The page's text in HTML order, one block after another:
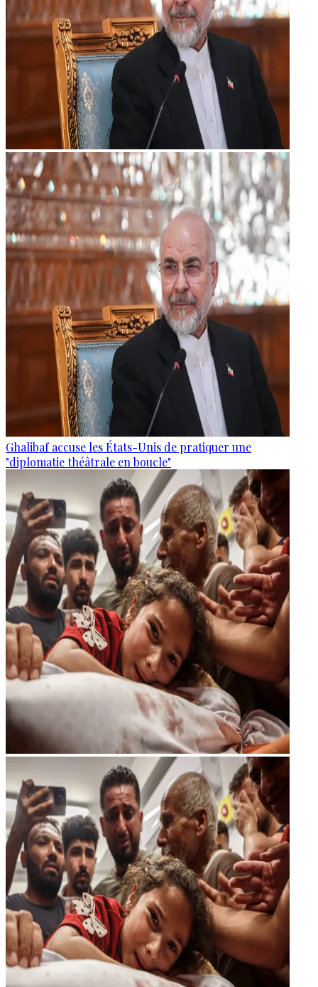
Ghalibaf accuse les États-Unis de pratiquer une
"diplomatie théâtrale en boucle"